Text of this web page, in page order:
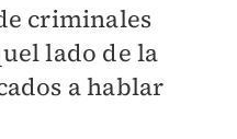
criminales
lado de la
a hablar